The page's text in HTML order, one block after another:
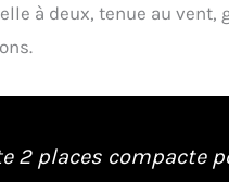
à deux, tenue au vent,
2 places compacte